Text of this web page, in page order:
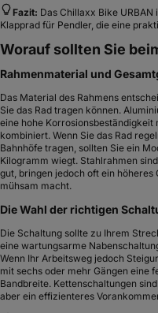
Fazit: Das Chillaxx Bike
Klapprad für Pendler, die eine
Worauf sollten Sie
Rahmenmaterial und
Das Material des Rahmens
Sie das Rad tragen können.
eine hohe
kombiniert. Wenn Sie das Rad
Bahnhöfe tragen, sollten Sie ein
Kilogramm wiegt. Stahlrahmen
gut, bringen jedoch oft ein höheres
mühsam macht.
Die Wahl der richtigen
Die Schaltung sollte zu Ihrem
eine wartungsarme
Wenn Ihr Arbeitsweg jedoch
mit sechs oder mehr Gängen eine
Bandbreite. Kettenschaltungen
aber ein effizienteres